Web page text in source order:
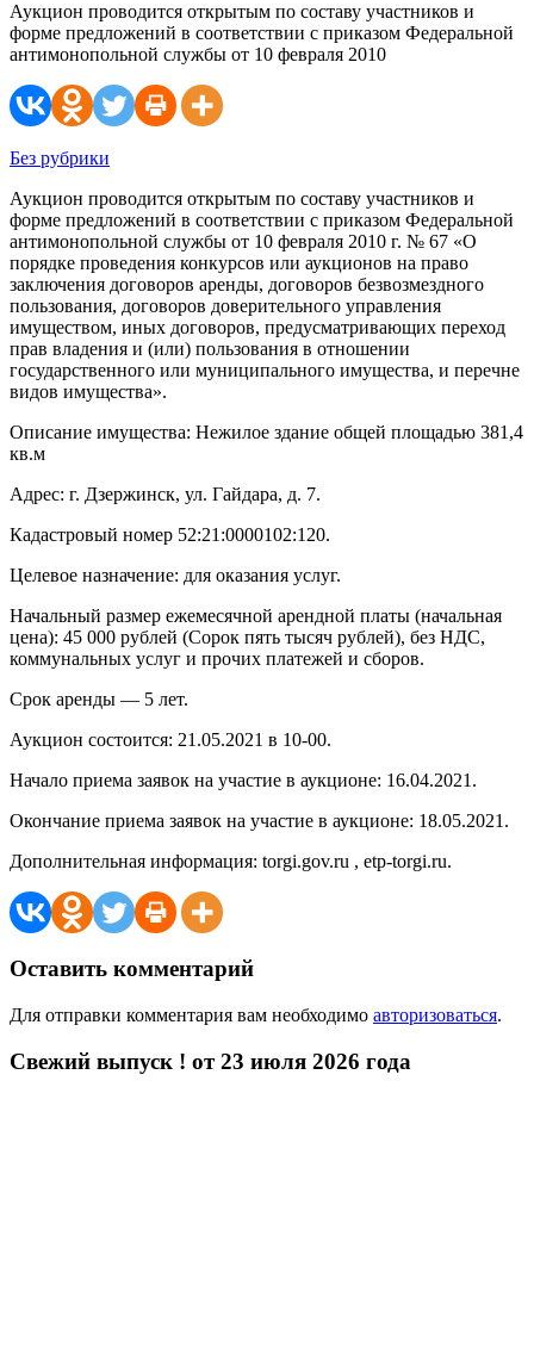
Аукцион проводится открытым по составу участников и
форме предложений в соответствии с приказом Федеральной
антимонопольной службы от 10 февраля 2010
Без рубрики
Аукцион проводится открытым по составу участников и
форме предложений в соответствии с приказом Федеральной
антимонопольной службы от 10 февраля 2010 г. № 67 «О
порядке проведения конкурсов или аукционов на право
заключения договоров аренды, договоров безвозмездного
пользования, договоров доверительного управления
имуществом, иных договоров, предусматривающих переход
прав владения и (или) пользования в отношении
государственного или муниципального имущества, и перечне
видов имущества».
Описание имущества: Нежилое здание общей площадью 381,4
кв.м
Адрес: г. Дзержинск, ул. Гайдара, д. 7.
Кадастровый номер 52:21:0000102:120.
Целевое назначение: для оказания услуг.
Начальный размер ежемесячной арендной платы (начальная
цена): 45 000 рублей (Сорок пять тысяч рублей), без НДС,
коммунальных услуг и прочих платежей и сборов.
Срок аренды — 5 лет.
Аукцион состоится: 21.05.2021 в 10-00.
Начало приема заявок на участие в аукционе: 16.04.2021.
Окончание приема заявок на участие в аукционе: 18.05.2021.
Дополнительная информация: torgi.gov.ru , etp-torgi.ru.
Оставить комментарий
Для отправки комментария вам необходимо авторизоваться.
Свежий выпуск ! от 23 июля 2026 года